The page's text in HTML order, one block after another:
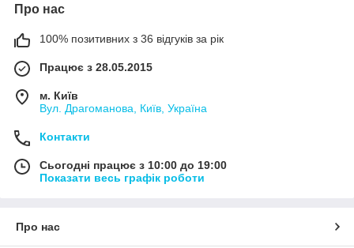
Про нас
100% позитивних з 36 відгуків за рік
Працює з 28.05.2015
м. Київ
Вул. Драгоманова, Київ, Україна
Контакти
Сьогодні працює з 10:00 до 19:00
Показати весь графік роботи
Про нас